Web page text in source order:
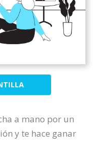
a mano por un
y te hace ganar